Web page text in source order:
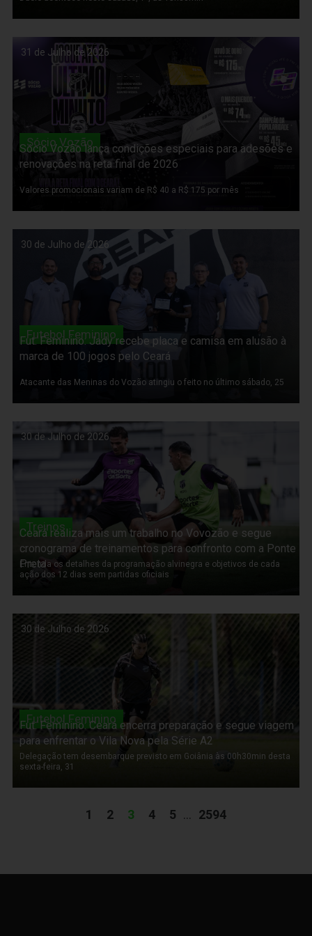
31 de Julho de 2026
Sócio Vozão
Sócio Vozão lança condições especiais para adesões e
renovações na reta final de 2026
Valores promocionais variam de R$ 40 a R$ 175 por mês
30 de Julho de 2026
Futebol Feminino
Fut. Feminino: Jady recebe placa e camisa em alusão à
marca de 100 jogos pelo Ceará
Atacante das Meninas do Vozão atingiu o feito no último sábado, 25
30 de Julho de 2026
Treinos
Ceará realiza mais um trabalho no Vovozão e segue
cronograma de treinamentos para confronto com a Ponte
Preta
Entenda os detalhes da programação alvinegra e objetivos de cada
ação dos 12 dias sem partidas oficiais
30 de Julho de 2026
Futebol Feminino
Fut. Feminino: Ceará encerra preparação e segue viagem
para enfrentar o Vila Nova pela Série A2
Delegação tem desembarque previsto em Goiânia às 00h30min desta
sexta-feira, 31
1 2 3 4 5 ... 2594